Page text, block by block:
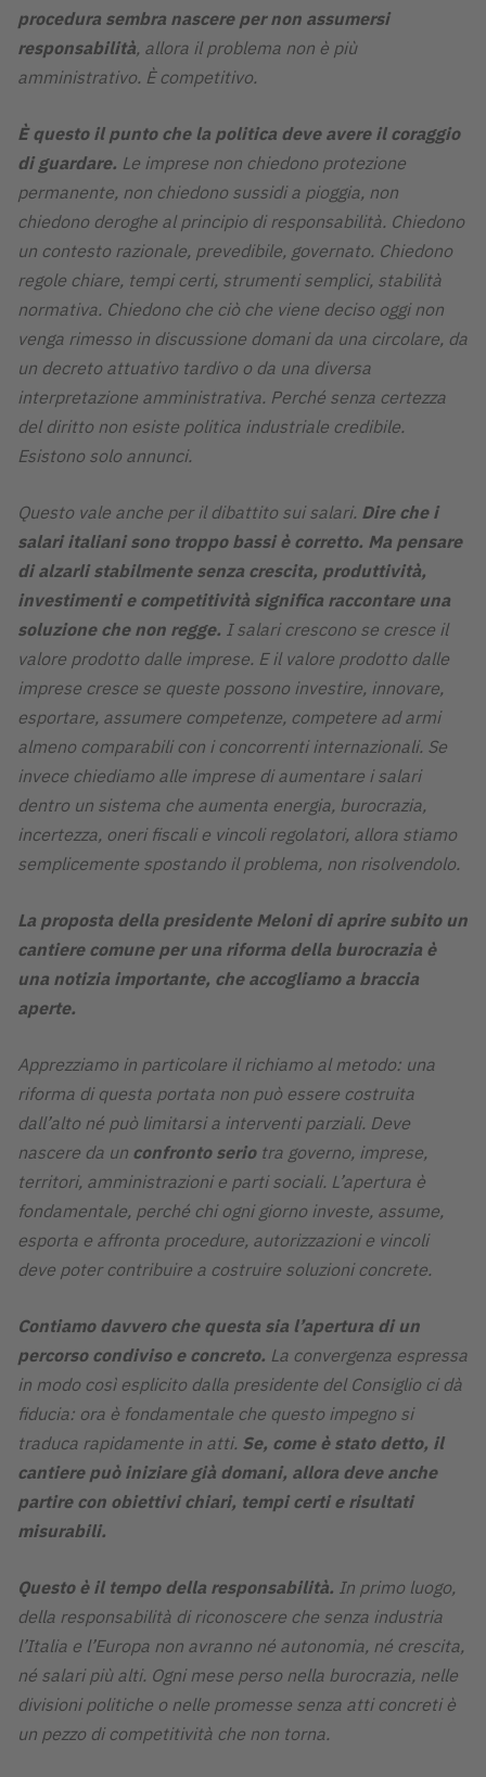
procedura sembra nascere per non assumersi
responsabilità, allora il problema non è più
amministrativo. È competitivo.
È questo il punto che la politica deve avere il coraggio
di guardare. Le imprese non chiedono protezione
permanente, non chiedono sussidi a pioggia, non
chiedono deroghe al principio di responsabilità. Chiedono
un contesto razionale, prevedibile, governato. Chiedono
regole chiare, tempi certi, strumenti semplici, stabilità
normativa. Chiedono che ciò che viene deciso oggi non
venga rimesso in discussione domani da una circolare, da
un decreto attuativo tardivo o da una diversa
interpretazione amministrativa. Perché senza certezza
del diritto non esiste politica industriale credibile.
Esistono solo annunci.
Questo vale anche per il dibattito sui salari. Dire che i
salari italiani sono troppo bassi è corretto. Ma pensare
di alzarli stabilmente senza crescita, produttività,
investimenti e competitività significa raccontare una
soluzione che non regge. I salari crescono se cresce il
valore prodotto dalle imprese. E il valore prodotto dalle
imprese cresce se queste possono investire, innovare,
esportare, assumere competenze, competere ad armi
almeno comparabili con i concorrenti internazionali. Se
invece chiediamo alle imprese di aumentare i salari
dentro un sistema che aumenta energia, burocrazia,
incertezza, oneri fiscali e vincoli regolatori, allora stiamo
semplicemente spostando il problema, non risolvendolo.
La proposta della presidente Meloni di aprire subito un
cantiere comune per una riforma della burocrazia è
una notizia importante, che accogliamo a braccia
aperte.
Apprezziamo in particolare il richiamo al metodo: una
riforma di questa portata non può essere costruita
dall’alto né può limitarsi a interventi parziali. Deve
nascere da un confronto seriotra governo, imprese,
territori, amministrazioni e parti sociali. L’apertura è
fondamentale, perché chi ogni giorno investe, assume,
esporta e affronta procedure, autorizzazioni e vincoli
deve poter contribuire a costruire soluzioni concrete.
Contiamo davvero che questa sia l’apertura di un
percorso condiviso e concreto. La convergenza espressa
in modo così esplicito dalla presidente del Consiglio ci dà
fiducia: ora è fondamentale che questo impegno si
traduca rapidamente in atti. Se, come è stato detto, il
cantiere può iniziare già domani, allora deve anche
partire con obiettivi chiari, tempi certi e risultati
misurabili.
Questo è il tempo della responsabilità. In primo luogo,
della responsabilità di riconoscere che senza industria
l’Italia e l’Europa non avranno né autonomia, né crescita,
né salari più alti. Ogni mese perso nella burocrazia, nelle
divisioni politiche o nelle promesse senza atti concreti è
un pezzo di competitività che non torna.